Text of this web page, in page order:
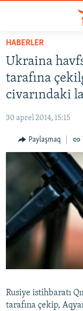
Esas
qaytmaq
Baş
navigatsiyağa
qaytmaq
Qıdıruvğa
qaytmaq
HABERLER
SİYASET
İQTİSADİYAT
MEDENİYET
İNSAN AQLARI
BLOGLAR
FİKİR
Русский
Українською
HABERLER
Ukraina
tarafına
civarındaki
30 aprel 2014, 15:15
Paylaşmaq
Rusiye istihbaratı
tarafına çekip,